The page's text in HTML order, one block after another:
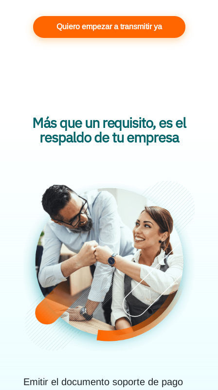
Quiero empezar a transmitir ya
Más que un requisito, es el
respaldo de tu empresa
Emitir el documento soporte de pago